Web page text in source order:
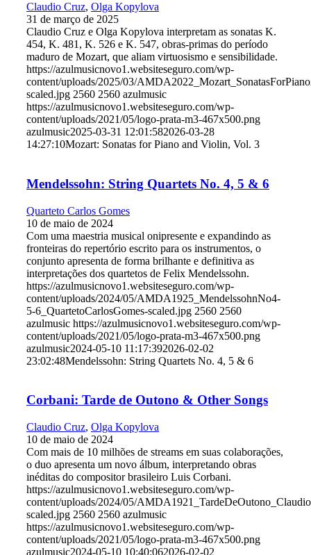
Claudio Cruz, Olga Kopylova
31 de março de 2025
Claudio Cruz e Olga Kopylova interpretam as sonatas K.
454, K. 481, K. 526 e K. 547, obras-primas do período
maduro de Mozart, que aliam virtuosismo e sensibilidade.
https://azulmusicnovo1.websiteseguro.com/wp-
content/uploads/2025/03/
scaled.jpg 2560 2560 azulmusic
https://azulmusicnovo1.websiteseguro.com/wp-
content/uploads/2021/05/logo-prata-m3-467x500.png
azulmusic2025-03-31 12:01:582026-03-28
14:27:10Mozart: Sonatas for Piano and Violin, Vol. 3
Mendelssohn: String Quartets No. 4, 5 & 6
Quarteto Carlos Gomes
10 de maio de 2024
Com uma maestria musical onipresente e expandindo as
fronteiras do repertório escrito para os instrumentos, o
conjunto apresenta de forma brilhante e definitiva as
interpretações dos quartetos de Felix Mendelssohn.
https://azulmusicnovo1.websiteseguro.com/wp-
content/uploads/2024/05/AMDA1925_MendelssohnNo4-
5-6_QuartetoCarlosGomes-scaled.jpg 2560 2560
azulmusic https://azulmusicnovo1.websiteseguro.com/wp-
content/uploads/2021/05/logo-prata-m3-467x500.png
azulmusic2024-05-10 11:17:392026-02-02
23:02:48Mendelssohn: String Quartets No. 4, 5 & 6
Corbani: Tarde de Outono & Other Songs
Claudio Cruz, Olga Kopylova
10 de maio de 2024
Com mais de 10 milhões de streams em suas colaborações,
o duo apresenta um novo álbum, interpretando obras
inéditas do compositor brasileiro Luis Corbani.
https://azulmusicnovo1.websiteseguro.com/wp-
content/uploads/2024/05/
scaled.jpg 2560 2560 azulmusic
https://azulmusicnovo1.websiteseguro.com/wp-
content/uploads/2021/05/logo-prata-m3-467x500.png
azulmusic2024-05-10 10:40:062026-02-02